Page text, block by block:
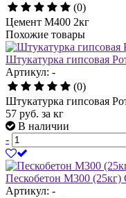
(0)
Цемент М400 2кг
Похожие товары
Штукатурка гипсовая
Артикул: -
(0)
Штукатурка гипсовая
57 руб. за кг
В наличии
-
Пескобетон М300 (25кг)
Артикул: -